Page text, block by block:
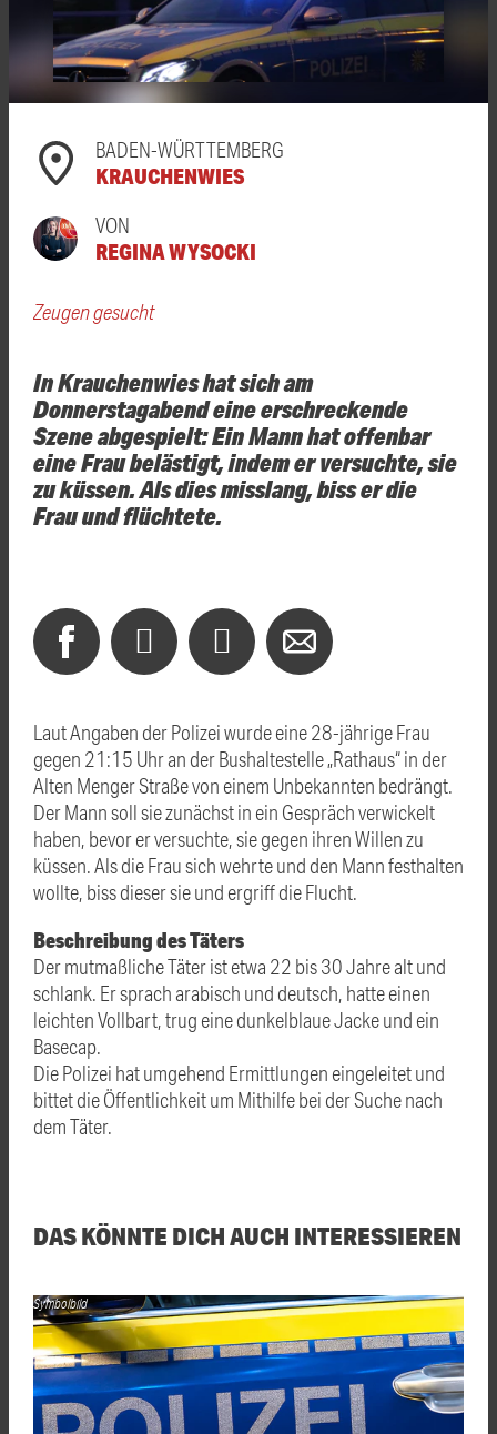
BADEN-WÜRTTEMBERG
KRAUCHENWIES
VON
REGINA WYSOCKI
Zeugen gesucht
In Krauchenwies hat sich am
Donnerstagabend eine erschreckende
Szene abgespielt: Ein Mann hat offenbar
eine Frau belästigt, indem er versuchte, sie
zu küssen. Als dies misslang, biss er die
Frau und flüchtete.
Laut Angaben der Polizei wurde eine 28-jährige Frau
gegen 21:15 Uhr an der Bushaltestelle „Rathaus“ in der
Alten Menger Straße von einem Unbekannten bedrängt.
Der Mann soll sie zunächst in ein Gespräch verwickelt
haben, bevor er versuchte, sie gegen ihren Willen zu
küssen. Als die Frau sich wehrte und den Mann festhalten
wollte, biss dieser sie und ergriff die Flucht.
Beschreibung des Täters
Der mutmaßliche Täter ist etwa 22 bis 30 Jahre alt und
schlank. Er sprach arabisch und deutsch, hatte einen
leichten Vollbart, trug eine dunkelblaue Jacke und ein
Basecap.
Die Polizei hat umgehend Ermittlungen eingeleitet und
bittet die Öffentlichkeit um Mithilfe bei der Suche nach
dem Täter.
DAS KÖNNTE DICH AUCH INTERESSIEREN
Symbolbild